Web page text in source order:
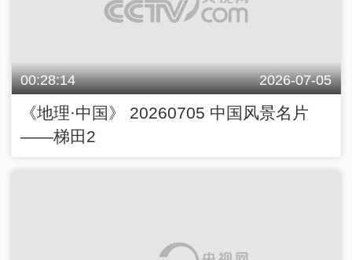
00:28:14 2026-07-05
《地理·中国》 20260705 中国风景名片
——梯田2